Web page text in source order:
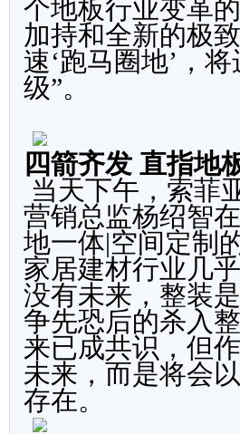
个地板行业变革的
加持和全新的极
速‘跑马圈地’ ，
级”。
四箭齐发 直指地
当天下午，索菲
营销总监杨绍智
地一体|空间定制
家居建材行业几
没有未来，整装
争先恐后的杀入
来已成共识，但
未来，而是将会
存在。